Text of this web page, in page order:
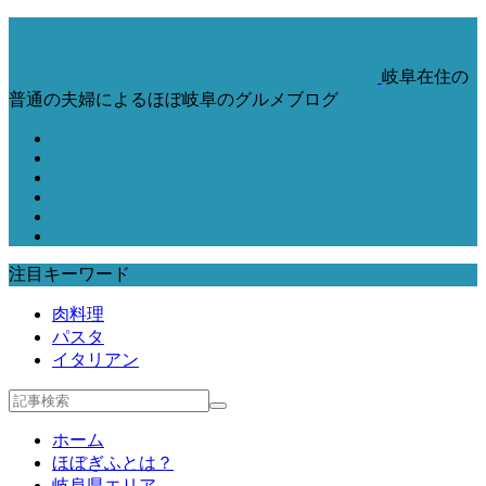
岐阜在住の
普通の夫婦によるほぼ岐阜のグルメブログ
注目キーワード
肉料理
パスタ
イタリアン
ホーム
ほぼぎふとは？